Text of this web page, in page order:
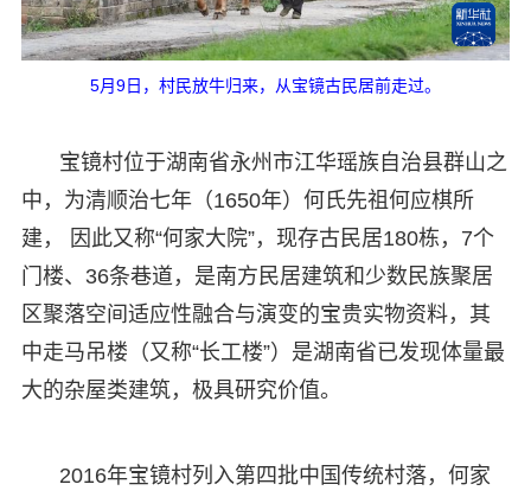
5月9日，村民放牛归来，从宝镜古民居前走过。
宝镜村位于湖南省永州市江华瑶族自治县群山之
中，为清顺治七年（1650年）何氏先祖何应棋所
建， 因此又称“何家大院”，现存古民居180栋，7个
门楼、36条巷道，是南方民居建筑和少数民族聚居
区聚落空间适应性融合与演变的宝贵实物资料，其
中走马吊楼（又称“长工楼”）是湖南省已发现体量最
大的杂屋类建筑，极具研究价值。
2016年宝镜村列入第四批中国传统村落，何家